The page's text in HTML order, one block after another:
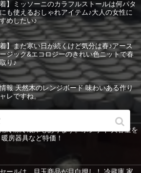
着】ミッソーニのカラフルストールは何パタ
も使えるおしゃれアイテム♪大人の女性に
めしたい♪
】まだ寒い日が続くけど気分は春♪アース
ジック&エコロジーのきれい色ニットで春
り♪
報 天然木のレンジボード 味わいある作り
レですね。
冷凍冷蔵庫もあります。ホシザキ 大容量を
房器具など特価！